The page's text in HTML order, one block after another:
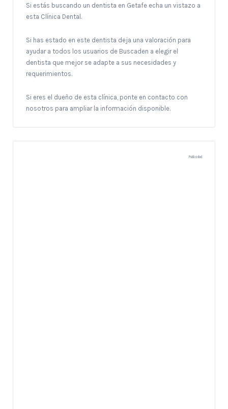
Si estás buscando un dentista en Getafe echa un vistazo a
esta Clínica Dental.
Si has estado en este dentista deja una valoración para
ayudar a todos los usuarios de Buscaden a elegir el
dentista que mejor se adapte a sus necesidades y
requerimientos.
Si eres el dueño de esta clínica, ponte en contacto con
nosotros para ampliar la información disponible.
Publicidad